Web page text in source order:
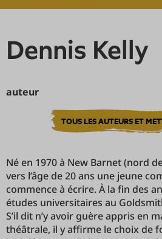
Dennis Kelly
auteur
TOUS LES AUTEURS ET
Né en 1970 à New Barnet (nord
vers l’âge de 20 ans une jeune
commence à écrire. À la fin des
études universitaires au
S’il dit n’y avoir guère appris en
théâtrale, il y affirme le choix de